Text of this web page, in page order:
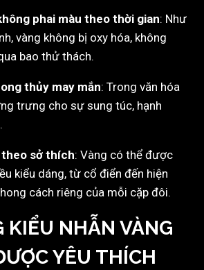
phai màu theo thời gian: Như
vàng không bị oxy hóa, không
bao thử thách.
thủy may mắn: Trong văn hóa
trưng cho sự sung túc, hạnh
theo sở thích: Vàng có thể được
kiểu dáng, từ cổ điển đến hiện
cách riêng của mỗi cặp đôi.
KIỂU NHẪN VÀNG
YÊU THÍCH